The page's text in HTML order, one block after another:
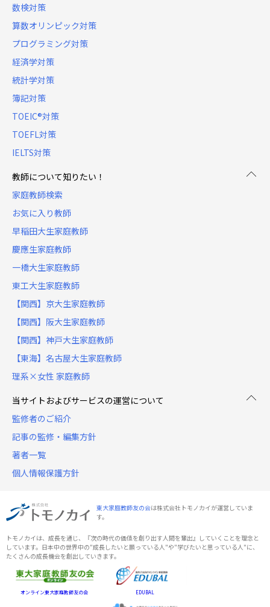
数検対策
算数オリンピック対策
プログラミング対策
経済学対策
統計学対策
簿記対策
TOEIC®対策
TOEFL対策
IELTS対策
教師について知りたい！
家庭教師検索
お気に入り教師
早稲田大生家庭教師
慶應生家庭教師
一橋大生家庭教師
東工大生家庭教師
【関西】京大生家庭教師
【関西】阪大生家庭教師
【関西】神戸大生家庭教師
【東海】名古屋大生家庭教師
理系×女性 家庭教師
当サイトおよびサービスの運営について
監修者のご紹介
記事の監修・編集方針
著者一覧
個人情報保護方針
東大家庭教師友の会は株式会社トモノカイが運営していま
す。
トモノカイは、成長を通じ、『次の時代の価値を創り出す人間を輩出』していくことを理念と
しています。日本中の世界中の"成長したいと願っている人"や"学びたいと思っている人"に、
たくさんの成長機会を創出していきます。
オンライン東大家庭教師友の会 EDUBAL